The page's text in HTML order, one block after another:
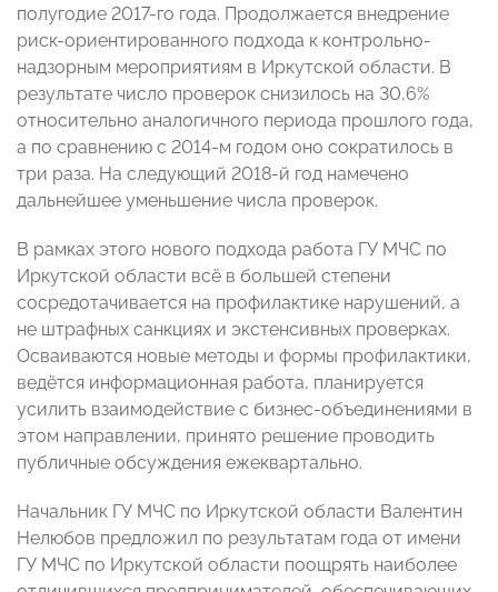
полугодие 2017-го года. Продолжается внедрение
риск-ориентированного подхода к контрольно-
надзорным мероприятиям в Иркутской области. В
результате число проверок снизилось на 30,6%
относительно аналогичного периода прошлого года,
а по сравнению с 2014-м годом оно сократилось в
три раза. На следующий 2018-й год намечено
дальнейшее уменьшение числа проверок.
В рамках этого нового подхода работа ГУ МЧС по
Иркутской области всё в большей степени
сосредотачивается на профилактике нарушений, а
не штрафных санкциях и экстенсивных проверках.
Осваиваются новые методы и формы профилактики,
ведётся информационная работа, планируется
усилить взаимодействие с бизнес-объединениями в
этом направлении, принято решение проводить
публичные обсуждения ежеквартально.
Начальник ГУ МЧС по Иркутской области Валентин
Нелюбов предложил по результатам года от имени
ГУ МЧС по Иркутской области поощрять наиболее